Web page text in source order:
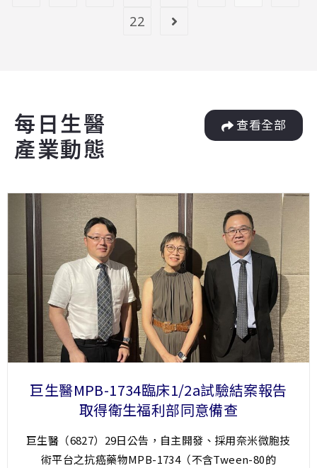
22
每日生醫
產業動態
查看全部
巨生醫MPB-1734臨床1/2a試驗結案報告
取得衛生福利部同意備查
巨生醫（6827）29日公告，自主開發、採用奈米微胞技
術平台之抗癌藥物MPB-1734（不含Tween-80的